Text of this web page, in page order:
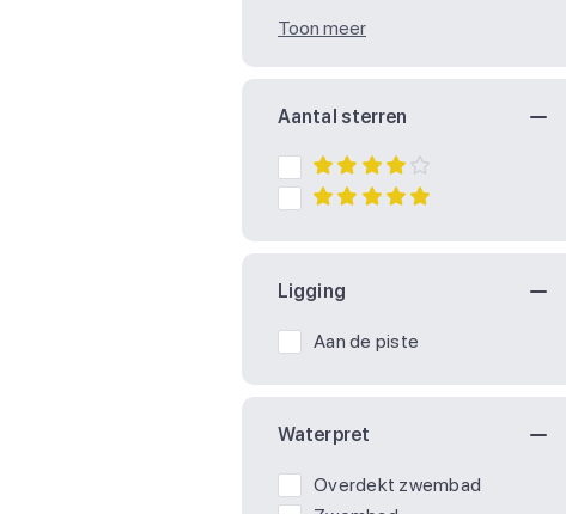
Toon meer
Aantal sterren
Ligging
Aan de piste
Waterpret
Overdekt zwembad